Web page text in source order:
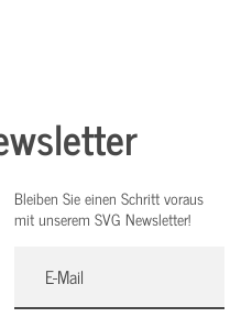
Bleiben Sie einen Schritt voraus
mit unserem SVG Newsletter!